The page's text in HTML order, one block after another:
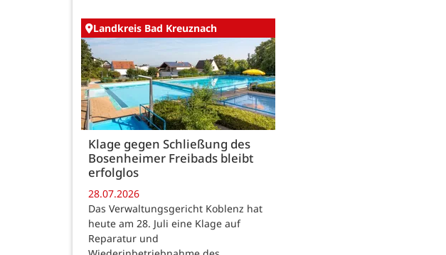
Landkreis Bad Kreuznach
Klage gegen Schließung des
Bosenheimer Freibads bleibt
erfolglos
28.07.2026
Das Verwaltungsgericht Koblenz hat
heute am 28. Juli eine Klage auf
Reparatur und